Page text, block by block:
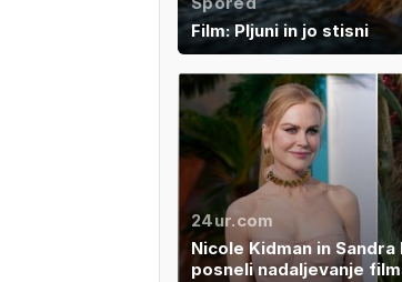
Film: Pljuni in jo stisni
24ur.com
Nicole Kidman in
posneli nadaljevanje